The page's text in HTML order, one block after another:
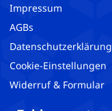
Impressum
AGBs
Datenschutzerklärung
Cookie-Einstellungen
Widerruf & Formular